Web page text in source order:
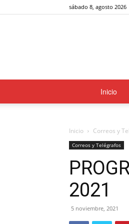
sábado 8, agosto 2026
Inicio
Inicio Correos y
Correos y Telégrafos
2021
5 noviembre, 2021